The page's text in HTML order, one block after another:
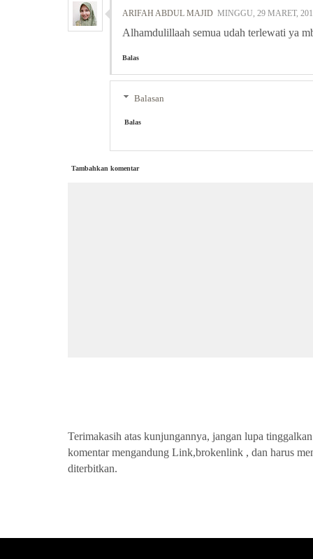
ARIFAH ABDUL MAJID MINGGU, 29 MARET,
Alhamdulillaah semua udah terlewati ya
Balas
Balasan
Balas
Tambahkan komentar
Terimakasih atas kunjungannya, jangan lupa
komentar mengandung Link,brokenlink , dan harus
diterbitkan.